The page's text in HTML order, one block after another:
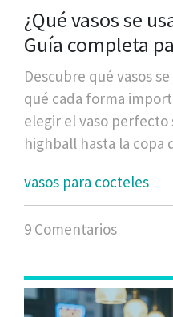
¿Qué vasos se
Guía completa
perfecto
Descubre qué vasos
qué cada forma
elegir el vaso
highball hasta la copa
vasos para cocteles
9 Comentarios